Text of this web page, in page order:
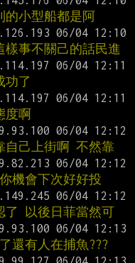
小型船都是阿
事不關己的話民進
功了
度啊
己上街啊 不然靠
機會下次好好投
以後日菲當然可
還有人在捕魚???